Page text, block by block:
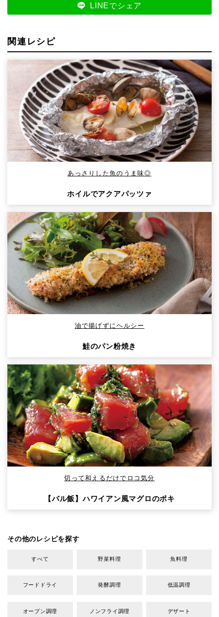
LINEでシェア
関連レシピ
あっさりした魚のうま味◎
ホイルでアクアパッツァ
油で揚げずにヘルシー
鮭のパン粉焼き
切って和えるだけでロコ気分
【バル飯】ハワイアン風マグロのポキ
その他のレシピを探す
すべて 野菜料理 魚料理
フードドライ 発酵調理 低温調理
オーブン調理 ノンフライ調理 デザート